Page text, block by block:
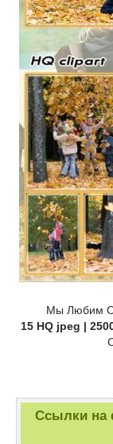
Мы Любим
15 HQ jpeg |
Ссылки на